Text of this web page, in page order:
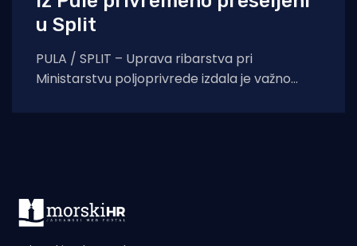
u Split
PULA / SPLIT – Uprava ribarstva pri
Ministarstvu poljoprivrede izdala je važno